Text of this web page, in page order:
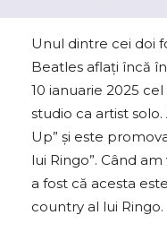
Unul dintre cei doi
Beatles aflați încă
10 ianuarie 2025
studio ca artist
Up” și este
lui Ringo”. Când
a fost că acesta
country al lui Ringo.